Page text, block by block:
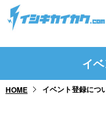
トップページ
イ
HOME イベント登録につ